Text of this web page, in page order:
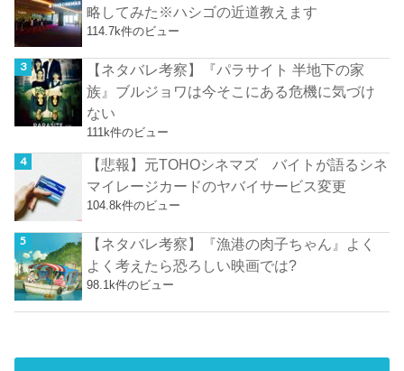
略してみた※ハシゴの近道教えます
114.7k件のビュー
【ネタバレ考察】『パラサイト 半地下の家
族』ブルジョワは今そこにある危機に気づけ
ない
111k件のビュー
【悲報】元TOHOシネマズ バイトが語るシネ
マイレージカードのヤバイサービス変更
104.8k件のビュー
【ネタバレ考察】『漁港の肉子ちゃん』よく
よく考えたら恐ろしい映画では?
98.1k件のビュー